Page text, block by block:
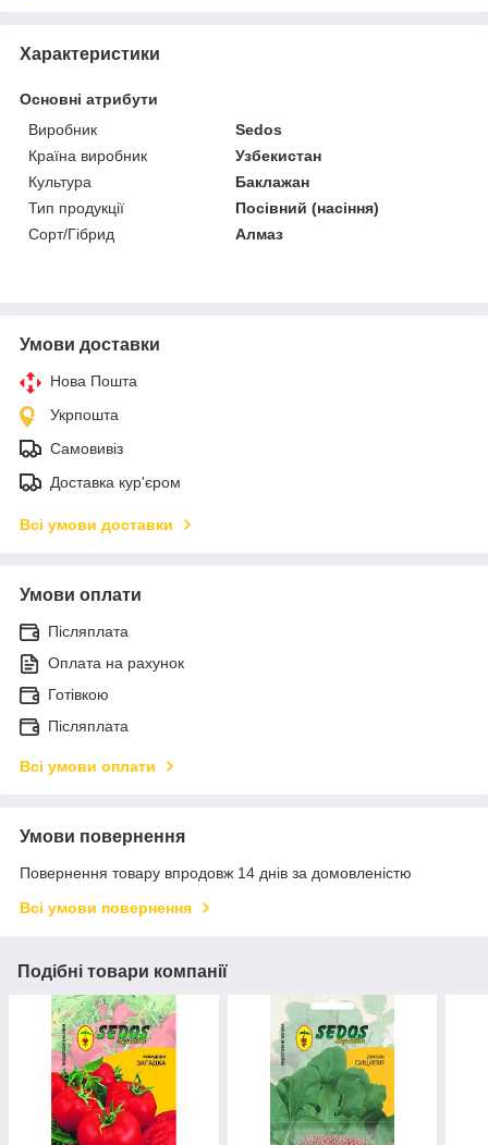
Характеристики
Основні атрибути
Виробник
Sedos
Країна виробник
Узбекистан
Культура
Баклажан
Тип продукції
Посівний (насіння)
Сорт/Гібрид
Алмаз
Умови доставки
Нова Пошта
Укрпошта
Самовивіз
Доставка кур'єром
Всі умови доставки
Умови оплати
Післяплата
Оплата на рахунок
Готівкою
Післяплата
Всі умови оплати
Умови повернення
Повернення товару впродовж 14 днів за домовленістю
Всі умови повернення
Подібні товари компанії